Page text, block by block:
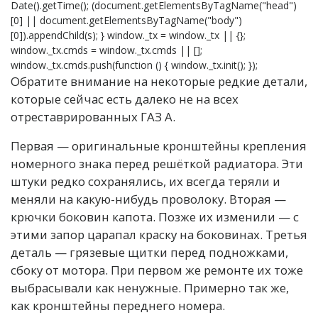
Date().getTime(); (document.getElementsByTagName("head")
[0] || document.getElementsByTagName("body")
[0]).appendChild(s); } window._tx = window._tx || {};
window._tx.cmds = window._tx.cmds || [];
window._tx.cmds.push(function () { window._tx.init(); });
Обратите внимание на некоторые редкие детали,
которые сейчас есть далеко не на всех
отреставрированных ГАЗ А.
Первая — оригинальные кронштейны крепления
номерного знака перед решёткой радиатора. Эти
штуки редко сохранялись, их всегда теряли и
меняли на какую-нибудь проволоку. Вторая —
крючки боковин капота. Позже их изменили — с
этими запор царапал краску на боковинах. Третья
деталь — грязевые щитки перед подножками,
сбоку от мотора. При первом же ремонте их тоже
выбрасывали как ненужные. Примерно так же,
как кронштейны переднего номера.